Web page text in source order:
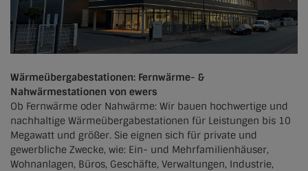
Raubling
Wettenberg
Wärmeübergabestationen: Fernwärme- &
Nahwärmestationen von ewers
Ob Fernwärme oder Nahwärme: Wir bauen hochwertige und
nachhaltige Wärmeübergabestationen für Leistungen bis 10
Megawatt und größer. Sie eignen sich für private und
gewerbliche Zwecke, wie: Ein- und Mehrfamilienhäuser,
Wohnanlagen, Büros, Geschäfte, Verwaltungen, Industrie,